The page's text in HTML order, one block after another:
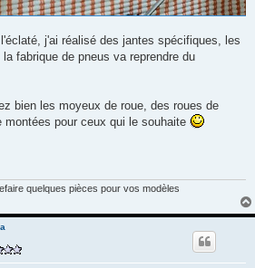
j'ai réalisé des jantes spécifiques, les
fabrique de pneus va reprendre du
bien les moyeux de roue, des roues de
montées pour ceux qui le souhaite
quelques pièces pour vos modèles